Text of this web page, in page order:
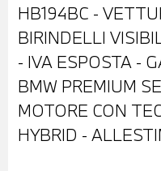
HB194BC -
BIRINDELLI
- IVA ESPOSTA -
BMW PREMIUM
MOTORE CON
HYBRID -